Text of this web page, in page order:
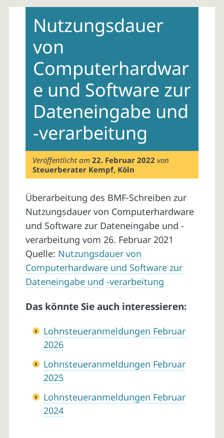
contentNutzungsdauer
von
Computerhardwar
e und Software zur
Dateneingabe und
-verarbeitung
Veröffentlicht am22. Februar 2022 von
Steuerberater Kempf, Köln
Überarbeitung des BMF-Schreiben zur
Nutzungsdauer von Computerhardware
und Software zur Dateneingabe und -
verarbeitung vom 26. Februar 2021
Quelle: Nutzungsdauer von
Computerhardware und Software zur
Dateneingabe und -verarbeitung
Das könnte Sie auch interessieren:
Lohnsteueranmeldungen Februar
2026
Lohnsteueranmeldungen Februar
2025
Lohnsteueranmeldungen Februar
2024